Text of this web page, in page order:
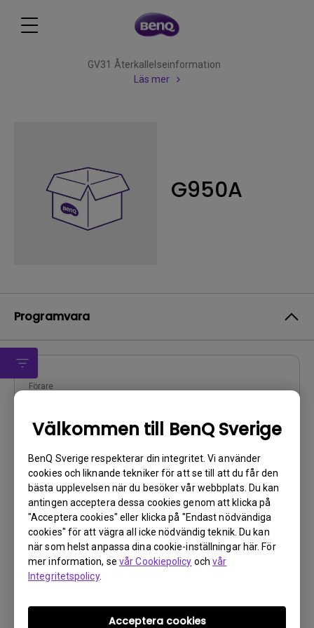
Välkommen till BenQ Sverige
BenQ Sverige respekterar din integritet. Vi använder
cookies och liknande tekniker för att se till att du får den
bästa upplevelsen när du besöker vår webbplats. Du kan
antingen acceptera dessa cookies genom att klicka på
"Acceptera cookies" eller klicka på "Endast nödvändiga
cookies" för att vägra all icke nödvändig teknik. Du kan
när som helst anpassa dina cookie-inställningar här. För
mer information, se vår Cookiepolicy ochvår
Integritetspolicy.
Acceptera cookies
GV31 Återkallelseinformation
Läs mer
G950A
Programvara
Förare
OS:Windows7|WindowVista|WinXP
Operativsystemversion:
Version:0
Uppdatera:2011/09/22
Filstorlek:8.83 KB
Ladda ner
Genom att använda någon av ovanstående programvaror